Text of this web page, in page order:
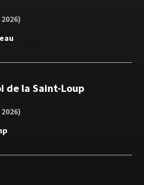
de la Saint-Loup